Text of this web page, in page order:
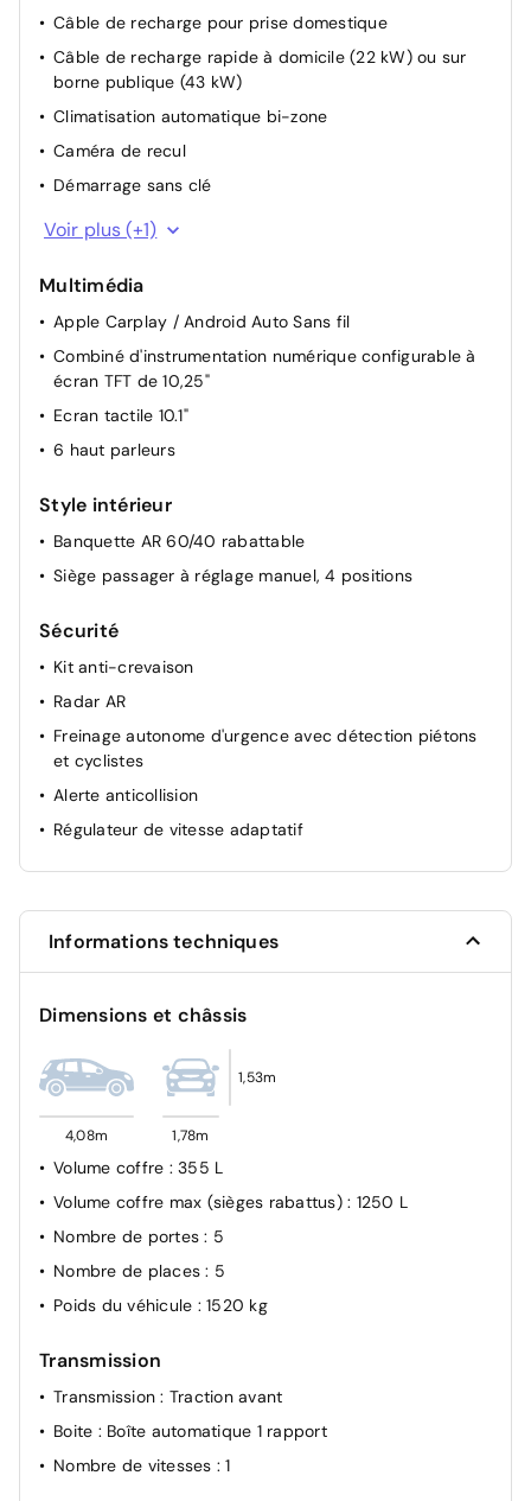
Câble de recharge pour prise domestique
Câble de recharge rapide à domicile (22 kW) ou sur
borne publique (43 kW)
Climatisation automatique bi-zone
Caméra de recul
Démarrage sans clé
Capteur de pluie (Essuies glace automatique)
Voir plus (+1)
Multimédia
Apple Carplay / Android Auto Sans fil
Combiné d'instrumentation numérique configurable à
écran TFT de 10,25"
Ecran tactile 10.1"
6 haut parleurs
Style intérieur
Banquette AR 60/40 rabattable
Siège passager à réglage manuel, 4 positions
Sécurité
Kit anti-crevaison
Radar AR
Freinage autonome d'urgence avec détection piétons
et cyclistes
Alerte anticollision
Régulateur de vitesse adaptatif
Informations techniques
Dimensions et châssis
4,08m 1,78m
1,53m
Volume coffre : 355 L
Volume coffre max (sièges rabattus) : 1250 L
Nombre de portes: 5
Nombre de places: 5
Poids du véhicule : 1520 kg
Transmission
Transmission: Traction avant
Boite : Boîte automatique 1 rapport
Nombre de vitesses : 1